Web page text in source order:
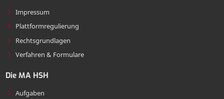
Impressum
Plattformregulierung
Rechtsgrundlagen
Verfahren & Formulare
Die MA HSH
Aufgaben